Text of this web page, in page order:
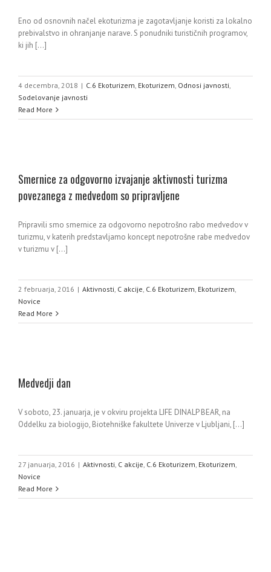
Eno od osnovnih načel ekoturizma je zagotavljanje koristi za lokalno
prebivalstvo in ohranjanje narave. S ponudniki turističnih programov,
ki jih [...]
4 decembra, 2018 | C.6 Ekoturizem Ekoturizem Odnosi javnosti
Sodelovanje javnosti
Read More
Smernice za odgovorno izvajanje aktivnosti turizma
povezanega z medvedom so pripravljene
Pripravili smo smernice za odgovorno nepotrošno rabo medvedov v
turizmu, v katerih predstavljamo koncept nepotrošne rabe medvedov
v turizmu v [...]
2 februarja, 2016 | Aktivnosti C akcije C.6 Ekoturizem Ekoturizem
Novice
Read More
Medvedji dan
V soboto, 23. januarja, je v okviru projekta LIFE DINALP BEAR, na
Oddelku za biologijo, Biotehniške fakultete Univerze v Ljubljani, [...]
27 januarja, 2016 | Aktivnosti C akcije C.6 Ekoturizem Ekoturizem
Novice
Read More